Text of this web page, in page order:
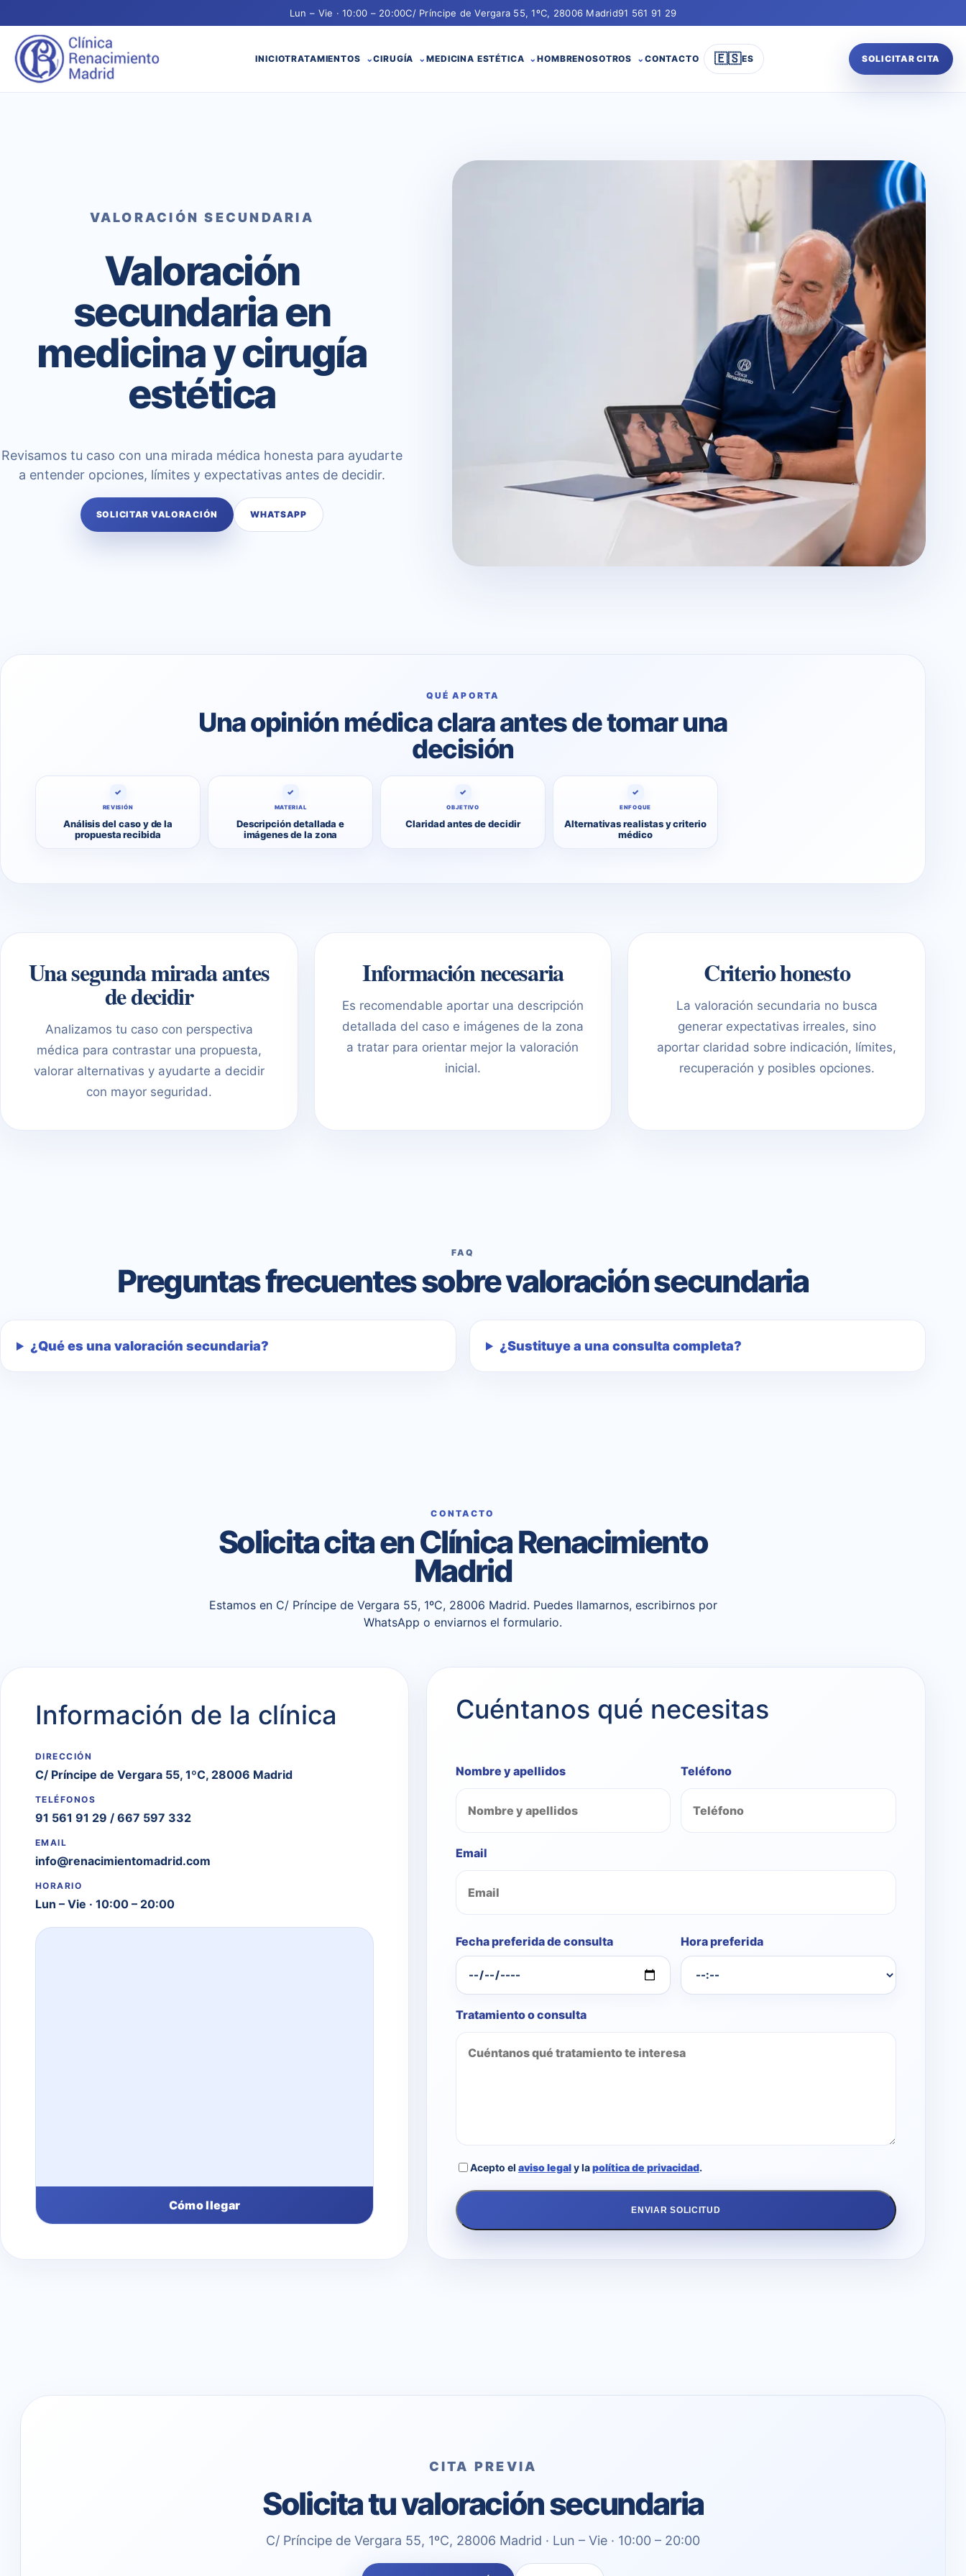
Lun – Vie · 10:00 – 20:00C/ Príncipe de Vergara 55, 1ºC, 28006 Madrid91 561 91 29
INICIOTRATAMIENTOS CIRUGÍA MEDICINA ESTÉTICA HOMBRENOSOTROS CONTACTO 🇪🇸ES SOLICITAR CITA
VALORACIÓN SECUNDARIA
Valoración
secundaria en
medicina y cirugía
estética
Revisamos tu caso con una mirada médica honesta para ayudarte
a entender opciones, límites y expectativas antes de decidir.
SOLICITAR VALORACIÓN WHATSAPP
QUÉ APORTA
Una opinión médica clara antes de tomar una
decisión
✓
REVISIÓN
Análisis del caso y de la
propuesta recibida
✓
MATERIAL
Descripción detallada e
imágenes de la zona
✓
OBJETIVO
Claridad antes de decidir
✓
ENFOQUE
Alternativas realistas y criterio
médico
Una segunda mirada antes
de decidir
Analizamos tu caso con perspectiva
médica para contrastar una propuesta,
valorar alternativas y ayudarte a decidir
con mayor seguridad.
Información necesaria
Es recomendable aportar una descripción
detallada del caso e imágenes de la zona
a tratar para orientar mejor la valoración
inicial.
Criterio honesto
La valoración secundaria no busca
generar expectativas irreales, sino
aportar claridad sobre indicación, límites,
recuperación y posibles opciones.
FAQ
Preguntas frecuentes sobre valoración secundaria
¿Qué es una valoración secundaria? ¿Sustituye a una consulta completa?
CONTACTO
Solicita cita en Clínica Renacimiento
Madrid
Estamos en C/ Príncipe de Vergara 55, 1ºC, 28006 Madrid. Puedes llamarnos, escribirnos por
WhatsApp o enviarnos el formulario.
Información de la clínica
DIRECCIÓN
C/ Príncipe de Vergara 55, 1ºC, 28006 Madrid
TELÉFONOS
91 561 91 29 / 667 597 332
EMAIL
info@renacimientomadrid.com
HORARIO
Lun – Vie · 10:00 – 20:00
Cómo llegar
Cuéntanos qué necesitas
Nombre y apellidos Teléfono
Email
Fecha preferida de consulta Hora preferida
Tratamiento o consulta
Acepto el aviso legaly lapolítica de privacidad.
ENVIAR SOLICITUD
CITA PREVIA
Solicita tu valoración secundaria
C/ Príncipe de Vergara 55, 1ºC, 28006 Madrid · Lun – Vie · 10:00 – 20:00